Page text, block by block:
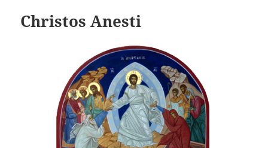
Christos Anesti